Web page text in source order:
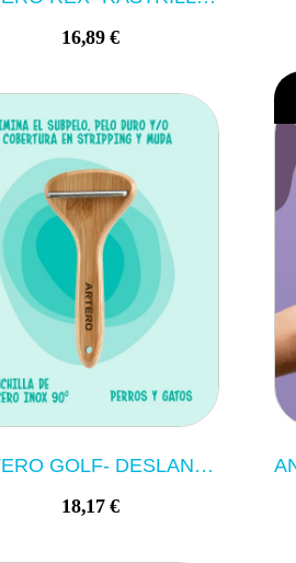
16,89 €
ARTERO GOLF- DESLANADOR 90º M
18,17 €